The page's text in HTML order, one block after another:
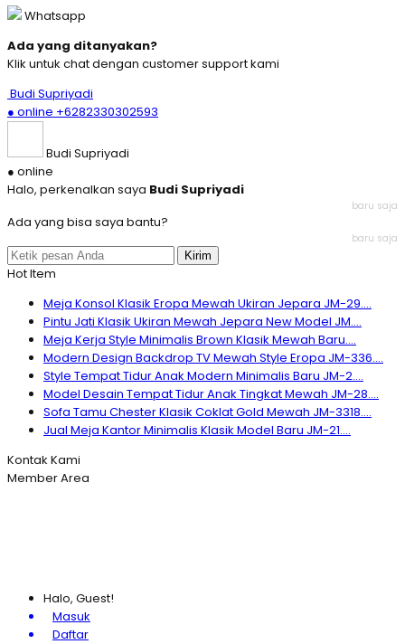
Whatsapp
Ada yang ditanyakan?
Klik untuk chat dengan customer support kami
Budi Supriyadi
● online +6282330302593
Budi Supriyadi
● online
Halo, perkenalkan saya Budi Supriyadi
baru saja
Ada yang bisa saya bantu?
baru saja
Kirim
Hot Item
Meja Konsol Klasik Eropa Mewah Ukiran Jepara JM-29....
Pintu Jati Klasik Ukiran Mewah Jepara New Model JM....
Meja Kerja Style Minimalis Brown Klasik Mewah Baru....
Modern Design Backdrop TV Mewah Style Eropa JM-336....
Style Tempat Tidur Anak Modern Minimalis Baru JM-2....
Model Desain Tempat Tidur Anak Tingkat Mewah JM-28....
Sofa Tamu Chester Klasik Coklat Gold Mewah JM-3318....
Jual Meja Kantor Minimalis Klasik Model Baru JM-21....
Kontak Kami
Member Area
Halo, Guest!
Masuk
Daftar